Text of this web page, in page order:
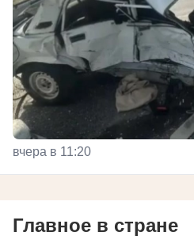
вчера в 11:20
Главное в стране